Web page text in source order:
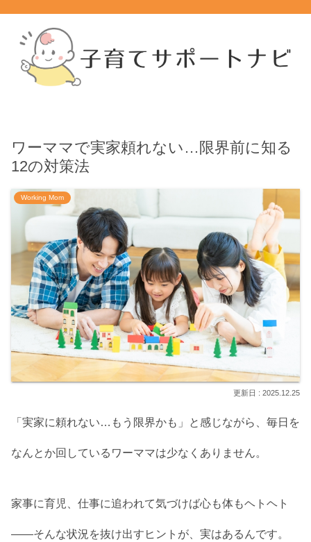
ワーママで実家頼れない…限界前に知る
12の対策法
Working Mom
2025.12.25
「実家に頼れない…もう限界かも」と感じながら、毎日を
なんとか回しているワーママは少なくありません。
家事に育児、仕事に追われて気づけば心も体もヘトヘト
――そんな状況を抜け出すヒントが、実はあるんです。